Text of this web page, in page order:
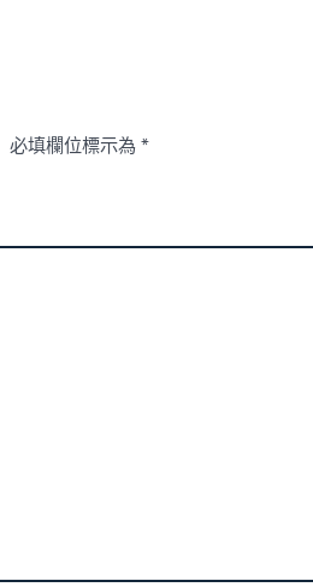
必填欄位標示為 *